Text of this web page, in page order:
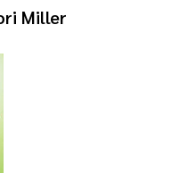
Miller